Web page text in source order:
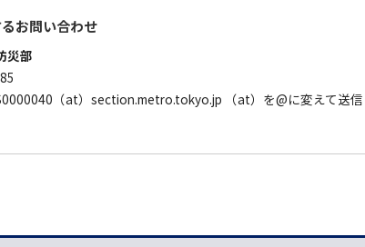
お問い合わせ
災部
（at）section.metro.tokyo.jp （at）を@に変えて送信